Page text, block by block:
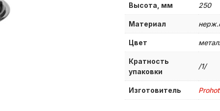
Высота, мм 250
Материал
Цвет
Кратность
упаковки
/1/
Изготовитель